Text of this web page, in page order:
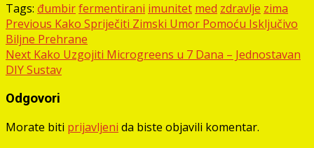
Tags: đumbirfermentirani imunitet med zdravlje zima
Post
navigation
Previous Kako Spriječiti Zimski Umor Pomoću Isključivo
Biljne Prehrane
Next Kako Uzgojiti Microgreens u 7 Dana – Jednostavan
DIY Sustav
Odgovori
Morate biti prijavljeni da biste objavili komentar.